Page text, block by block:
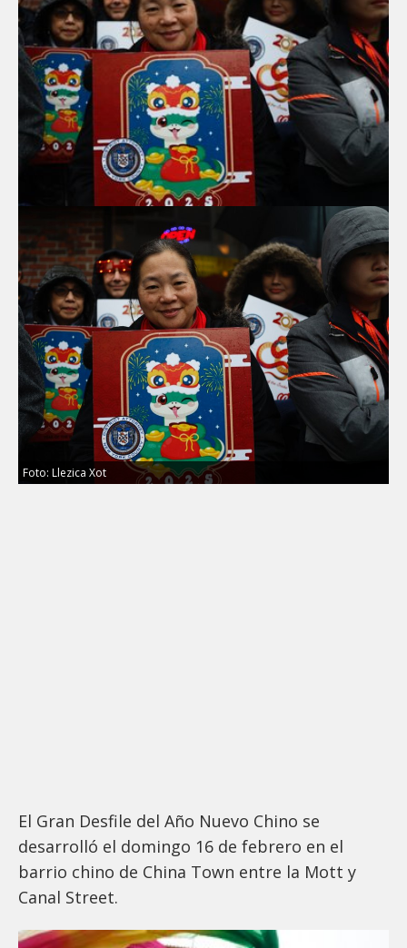
Foto: Llezica Xot
El Gran Desfile del Año Nuevo Chino se
desarrolló el domingo 16 de febrero en el
barrio chino de China Town entre la Mott y
Canal Street.